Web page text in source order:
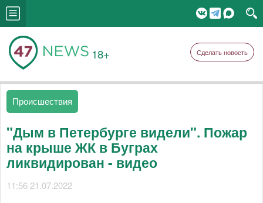
18+ Сделать новость
Происшествия
"Дым в Петербурге видели". Пожар
на крыше ЖК в Буграх
ликвидирован - видео
11:56 21.07.2022